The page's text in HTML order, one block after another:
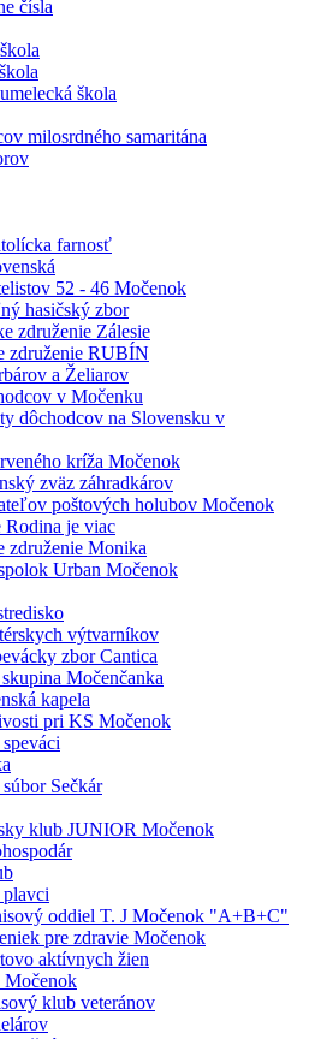
čísla
škola
milosrdného samaritána
farnosť
52 - 46 Močenok
hasičský zbor
združenie Zálesie
združenie RUBÍN
a Želiarov
v Močenku
dôchodcov na Slovensku v
kríža Močenok
zväz záhradkárov
poštových holubov Močenok
Rodina je viac
združenie Monika
Urban Močenok
výtvarníkov
zbor Cantica
Močenčanka
kapela
pri KS Močenok
Sečkár
klub JUNIOR Močenok
oddiel T. J Močenok "A+B+C"
pre zdravie Močenok
aktívnych žien
Močenok
klub veteránov